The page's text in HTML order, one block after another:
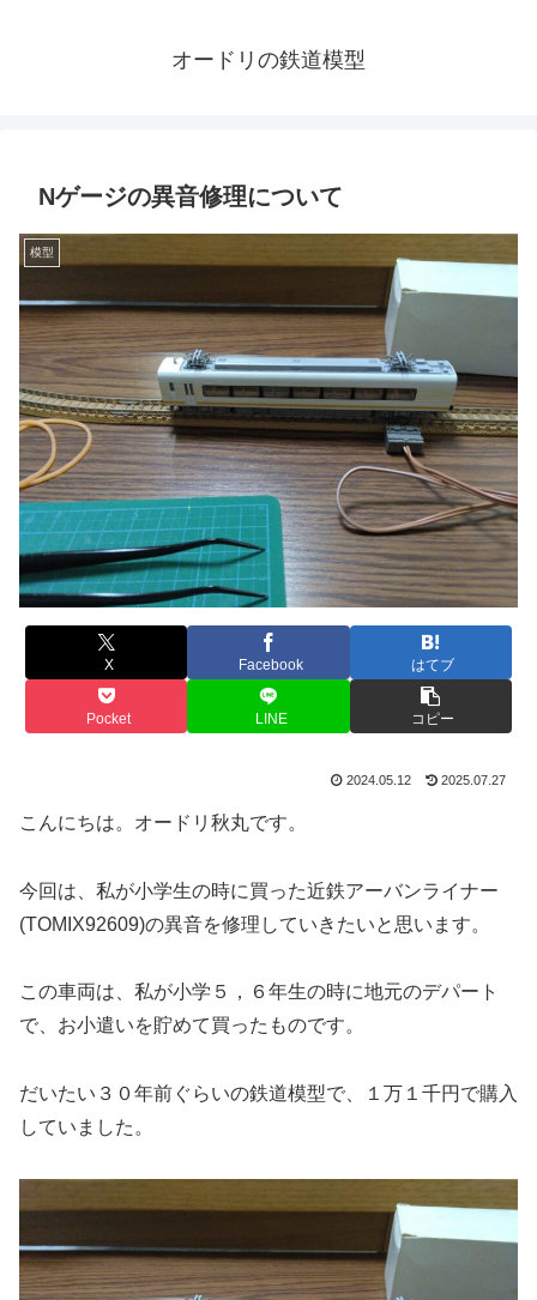
オードリの鉄道模型
Nゲージの異音修理について
模型
X Facebook はてブ
Pocket LINE コピー
2024.05.12 2025.07.27
こんにちは。オードリ秋丸です。
今回は、私が小学生の時に買った近鉄アーバンライナー
(TOMIX92609)の異音を修理していきたいと思います。
この車両は、私が小学５，６年生の時に地元のデパート
で、お小遣いを貯めて買ったものです。
だいたい３０年前ぐらいの鉄道模型で、１万１千円で購入
していました。